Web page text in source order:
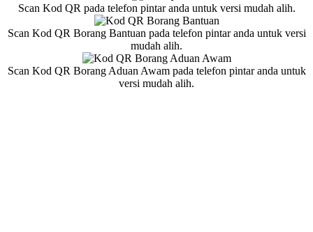
Scan Kod QR pada telefon pintar anda untuk versi mudah alih.
Scan Kod QR Borang Bantuan pada telefon pintar anda untuk versi
mudah alih.
Scan Kod QR Borang Aduan Awam pada telefon pintar anda untuk
versi mudah alih.